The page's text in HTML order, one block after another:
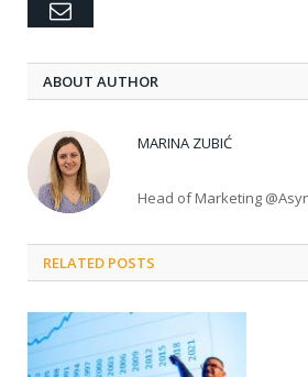
Email
ABOUT AUTHOR
MARINA ZUBIĆ
Head of Marketing
RELATED POSTS